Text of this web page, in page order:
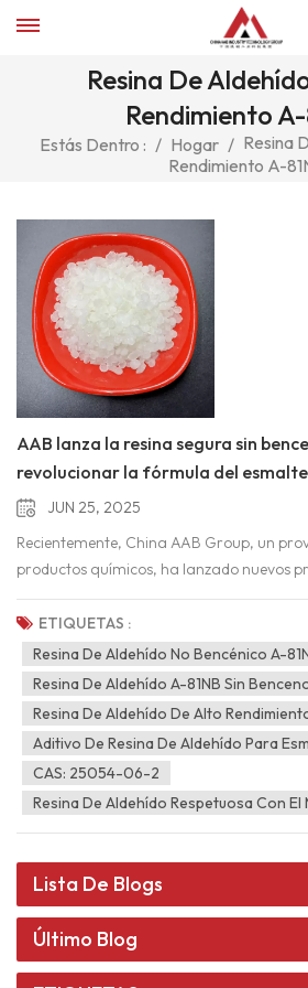
Resina De
Rendimiento
Estás Dentro : / Hogar / Resina
Rendimiento A-
AAB lanza la resina segura sin
revolucionar la fórmula del
JUN 25, 2025
Recientemente, China AAB Group, un
productos químicos, ha lanzado nuevos
aldehído A-81NBEsta resina,
fórmula de esmaltes de uñas y con la
benceno como principal compromiso,
seguras, de alto rendimiento y brillantes
uñas, satisfaciendo así la doble búsqueda
consumidores. La resina aldehídica A-
aldehídica modificada lanzada por China
es superar las limitaciones de las resinas
esmaltes de uñas (como la nitrocelulosa)
velocidad de secado, flexibilidad y
ofrece una optimización innovadora. La
es que no contiene en absoluto
xileno, etc., lo que cumple con las cada
de seguridad cosmética mundiales
1223/2009 sobre cosméticos de la UE, la
ETIQUETAS :
Resina De Aldehído No Bencénico A-
Resina De Aldehído A-81NB Sin
Resina De Aldehído De Alto
Aditivo De Resina De Aldehído Para
CAS: 25054-06-2
Resina De Aldehído Respetuosa Con El
Lista De Blogs
Último Blog